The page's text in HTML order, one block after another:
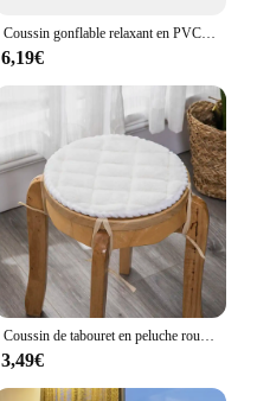
Coussin gonflable relaxant en PVC pour adultes et enfants, siège de bain à remous à domicile, coussin de spa avec maille
6,19€
3,49€